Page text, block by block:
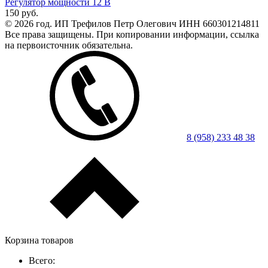
150 руб.
© 2026 год. ИП Трефилов Петр Олегович ИНН 660301214811
Все права защищены. При копировании информации, ссылка
на первоисточник обязательна.
8 (958) 233 48 38
Корзина товаров
Всего: